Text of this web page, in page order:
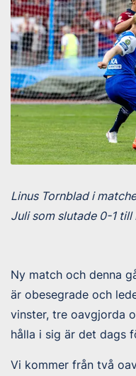
Linus Tornblad i
Juli som slutade 0-1
Ny match och denna
är obesegrade och
vinster, tre oavgjorda
hålla i sig är det dags
Vi kommer från två